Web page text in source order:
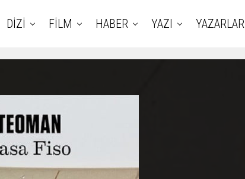
DİZİ FİLM HABER YAZI YAZARLAR